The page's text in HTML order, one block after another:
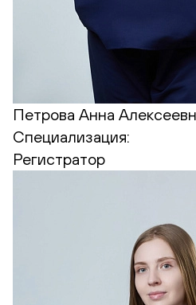
Петрова Анна
Специализация:
Регистратор